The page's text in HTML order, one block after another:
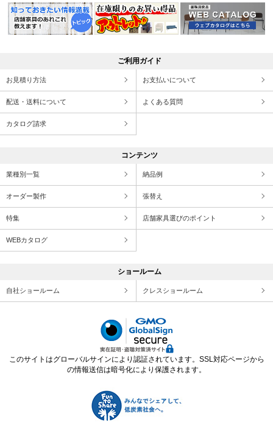
ご利用ガイド
お見積り方法 お支払いについて
配送・送料について よくある質問
カタログ請求
コンテンツ
業種別一覧 納品例
オーダー製作 張替え
特集 店舗家具選びのポイント
WEBカタログ
ショールーム
自社ショールーム クレスショールーム
このサイトはグローバルサインにより認証されています。SSL対応ページから
の情報送信は暗号化により保護されます。